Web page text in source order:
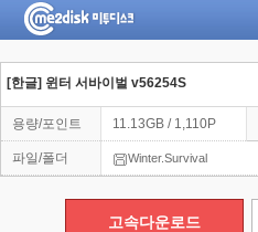
[한글] 윈터 서바이벌 v56254S
용량/포인트 11.13GB / 1,110P
파일/폴더 Winter.Survival
고속다운로드